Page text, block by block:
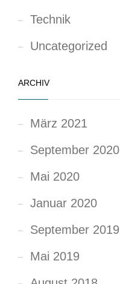
Technik
Uncategorized
ARCHIV
März 2021
September 2020
Mai 2020
Januar 2020
September 2019
Mai 2019